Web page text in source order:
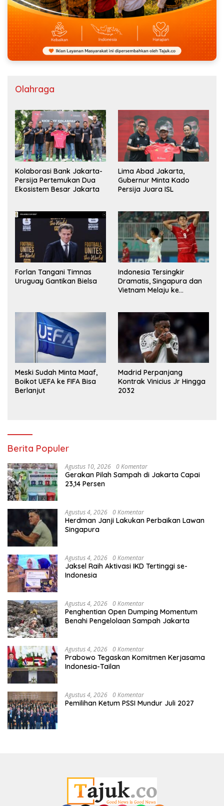
Olahraga
Kolaborasi Bank Jakarta-
Persija Pertemukan Dua
Ekosistem Besar Jakarta
Lima Abad Jakarta,
Gubernur Minta Kado
Persija Juara ISL
Forlan Tangani Timnas
Uruguay Gantikan Bielsa
Indonesia Tersingkir
Dramatis, Singapura dan
Vietnam Melaju ke
Meski Sudah Minta Maaf,
Boikot UEFA ke FIFA Bisa
Berlanjut
Madrid Perpanjang
Kontrak Vinicius Jr Hingga
2032
Berita Populer
Agustus 10, 2026 0 Komentar
Gerakan Pilah Sampah di Jakarta Capai
23,14 Persen
Agustus 4, 2026 0 Komentar
Herdman Janji Lakukan Perbaikan Lawan
Singapura
Agustus 4, 2026 0 Komentar
Jaksel Raih Aktivasi IKD Tertinggi se-
Indonesia
Agustus 4, 2026 0 Komentar
Penghentian Open Dumping Momentum
Benahi Pengelolaan Sampah Jakarta
Agustus 4, 2026 0 Komentar
Prabowo Tegaskan Komitmen Kerjasama
Indonesia-Tailan
Agustus 4, 2026 0 Komentar
Pemilihan Ketum PSSI Mundur Juli 2027